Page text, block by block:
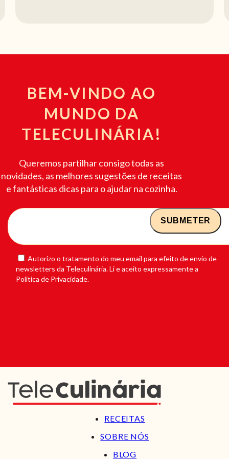
BEM-VINDO AO
MUNDO DA
TELECULINÁRIA!
Queremos partilhar consigo todas as
novidades, as melhores sugestões de receitas
e fantásticas dicas para o ajudar na cozinha.
Autorizo o tratamento do meu email para efeito de envio de
newsletters da Teleculinária. Li e aceito expressamente a
Política de Privacidade.
RECEITAS
SOBRE NÓS
BLOG